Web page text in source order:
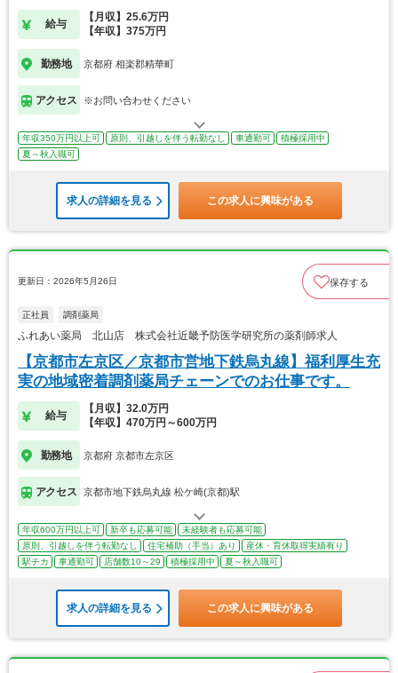
給与
【月収】25.6万円
【年収】375万円
勤務地 京都府 相楽郡精華町
アクセス ※お問い合わせください
年収350万円以上可 原則、引越しを伴う転勤なし 車通勤可
積極採用中
夏～秋入職可
求人の詳細を見る この求人に興味がある
更新日：2026年5月26日 保存する
正社員 調剤薬局
ふれあい薬局 北山店 株式会社近畿予防医学研究所の薬剤師求人
【京都市左京区／京都市営地下鉄烏丸線】福利厚生充
実の地域密着調剤薬局チェーンでのお仕事です。
給与
【月収】32.0万円
【年収】470万円～600万円
勤務地 京都府 京都市左京区
アクセス 京都市地下鉄烏丸線 松ケ崎(京都)駅
年収600万円以上可 新卒も応募可能
未経験者も応募可能
原則、引越しを伴う転勤なし
住宅補助（手当）あり
産休・育休取得実績有り
駅チカ
車通勤可 店舗数10～29 積極採用中 夏～秋入職可
求人の詳細を見る この求人に興味がある